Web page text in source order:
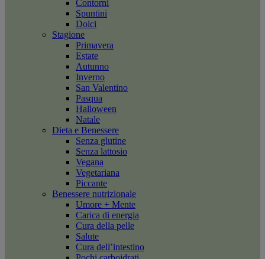
Contorni
Spuntini
Dolci
Stagione
Primavera
Estate
Autunno
Inverno
San Valentino
Pasqua
Halloween
Natale
Dieta e Benessere
Senza glutine
Senza lattosio
Vegana
Vegetariana
Piccante
Benessere nutrizionale
Umore + Mente
Carica di energia
Cura della pelle
Salute
Cura dell’intestino